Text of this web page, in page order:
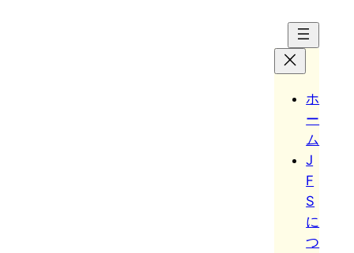
ホ
ー
ム
J
F
S
に
つ